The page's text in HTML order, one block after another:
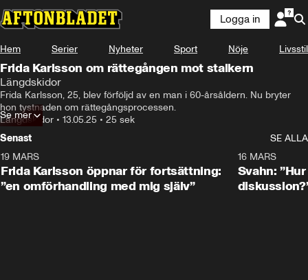
Logga in
Hem Serier Nyheter Sport Nöje Livsstil
Frida Karlsson om rättegången mot stalkern
Längdskidor
Frida Karlsson, 25, blev förföljd av en man i 60-årsåldern. Nu bryter
hon tystnaden om rättegångsprocessen.
Längdskidor • 13.05.25 • 25 sek
Se mer
Senast
SE ALLA
19 MARS
Frida Karlsson öppnar för fortsättning:
”en omförhandling med mig själv”
16 MARS
Svahn: